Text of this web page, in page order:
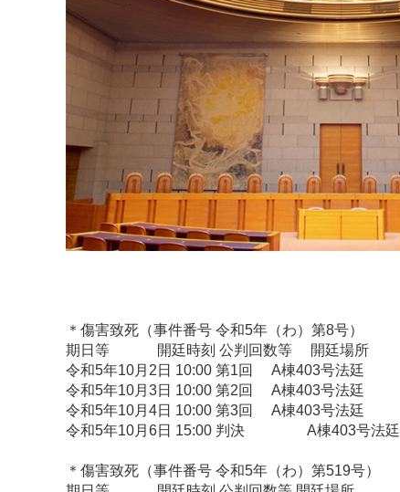
＊傷害致死（事件番号 令和5年（わ）第8号）
期日等 開廷時刻 公判回数等 開廷場所
令和5年10月2日 10:00 第1回 A棟403号法廷
令和5年10月3日 10:00 第2回 A棟403号法廷
令和5年10月4日 10:00 第3回 A棟403号法廷
令和5年10月6日 15:00 判決 A棟403号法廷
＊傷害致死（事件番号 令和5年（わ）第519号）